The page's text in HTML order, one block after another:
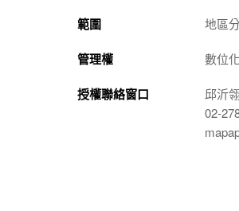
範圍 地區
管理權 數位
授權聯絡窗口
邱沂
02-